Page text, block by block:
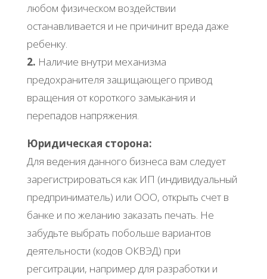
любом физическом воздействии
останавливается и не причинит вреда даже
ребенку.
2. Наличие внутри механизма
предохранителя защищающего привод
вращения от короткого замыкания и
перепадов напряжения.
Юридическая сторона:
Для ведения данного бизнеса вам следует
зарегистрироваться как ИП (индивидуальный
предприниматель) или ООО, открыть счет в
банке и по желанию заказать печать. Не
забудьте выбрать побольше вариантов
деятельности (кодов ОКВЭД) при
регситрации, например для разработки и